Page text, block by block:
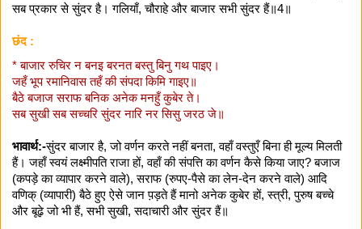
सब प्रकार से सुंदर है। गलियाँ, चौराहे और बाजार सभी सुंदर हैं॥4॥
छंद :
* बाजार रुचिर न बनइ बरनत बस्तु बिनु गथ पाइए।
जहँ भूप रमानिवास तहँ की संपदा किमि गाइए॥
बैठे बजाज सराफ बनिक अनेक मनहुँ कुबेर ते।
सब सुखी सब सच्चरि सुंदर नारि नर सिसु जरठ जे॥
भावार्थ:-सुंदर बाजार है, जो वर्णन करते नहीं बनता, वहाँ वस्तुएँ बिना ही मूल्य मिलती
हैं। जहाँ स्वयं लक्ष्मीपति राजा हों, वहाँ की संपत्ति का वर्णन कैसे किया जाए? बजाज
(कपड़े का व्यापार करने वाले), सराफ (रुपए-पैसे का लेन-देन करने वाले) आदि
वणिक्‌ (व्यापारी) बैठे हुए ऐसे जान प़ड़ते हैं मानो अनेक कुबेर हों, स्त्री, पुरुष बच्चे
और बूढ़े जो भी हैं, सभी सुखी, सदाचारी और सुंदर हैं॥